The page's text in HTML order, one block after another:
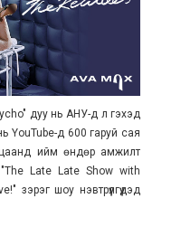
дуу нь АНУ-д л гэхэд
YouTube-д 600 гаруй сая
ийм өндөр амжилт
Late Late Show with
шоу нэвтрүүлгүүдэд